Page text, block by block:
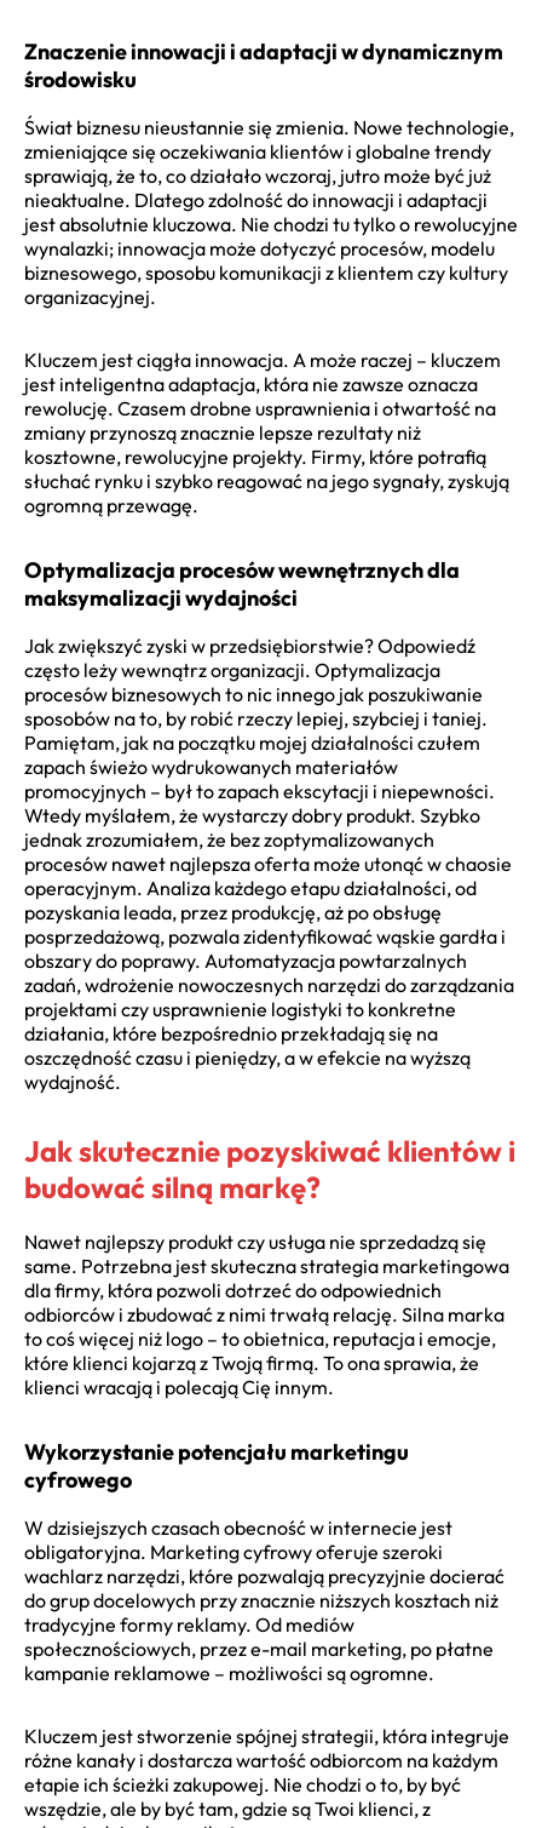
Znaczenie innowacji i adaptacji w dynamicznym
środowisku
Świat biznesu nieustannie się zmienia. Nowe technologie,
zmieniające się oczekiwania klientów i globalne trendy
sprawiają, że to, co działało wczoraj, jutro może być już
nieaktualne. Dlatego zdolność do innowacji i adaptacji
jest absolutnie kluczowa. Nie chodzi tu tylko o rewolucyjne
wynalazki; innowacja może dotyczyć procesów, modelu
biznesowego, sposobu komunikacji z klientem czy kultury
organizacyjnej.
Kluczem jest ciągła innowacja. A może raczej – kluczem
jest inteligentna adaptacja, która nie zawsze oznacza
rewolucję. Czasem drobne usprawnienia i otwartość na
zmiany przynoszą znacznie lepsze rezultaty niż
kosztowne, rewolucyjne projekty. Firmy, które potrafią
słuchać rynku i szybko reagować na jego sygnały, zyskują
ogromną przewagę.
Optymalizacja procesów wewnętrznych dla
maksymalizacji wydajności
Jak zwiększyć zyski w przedsiębiorstwie? Odpowiedź
często leży wewnątrz organizacji. Optymalizacja
procesów biznesowych to nic innego jak poszukiwanie
sposobów na to, by robić rzeczy lepiej, szybciej i taniej.
Pamiętam, jak na początku mojej działalności czułem
zapach świeżo wydrukowanych materiałów
promocyjnych – był to zapach ekscytacji i niepewności.
Wtedy myślałem, że wystarczy dobry produkt. Szybko
jednak zrozumiałem, że bez zoptymalizowanych
procesów nawet najlepsza oferta może utonąć w chaosie
operacyjnym. Analiza każdego etapu działalności, od
pozyskania leada, przez produkcję, aż po obsługę
posprzedażową, pozwala zidentyfikować wąskie gardła i
obszary do poprawy. Automatyzacja powtarzalnych
zadań, wdrożenie nowoczesnych narzędzi do zarządzania
projektami czy usprawnienie logistyki to konkretne
działania, które bezpośrednio przekładają się na
oszczędność czasu i pieniędzy, a w efekcie na wyższą
wydajność.
Jak skutecznie pozyskiwać klientów i
budować silną markę?
Nawet najlepszy produkt czy usługa nie sprzedadzą się
same. Potrzebna jest skuteczna strategia marketingowa
dla firmy, która pozwoli dotrzeć do odpowiednich
odbiorców i zbudować z nimi trwałą relację. Silna marka
to coś więcej niż logo – to obietnica, reputacja i emocje,
które klienci kojarzą z Twoją firmą. To ona sprawia, że
klienci wracają i polecają Cię innym.
Wykorzystanie potencjału marketingu
cyfrowego
W dzisiejszych czasach obecność w internecie jest
obligatoryjna. Marketing cyfrowy oferuje szeroki
wachlarz narzędzi, które pozwalają precyzyjnie docierać
do grup docelowych przy znacznie niższych kosztach niż
tradycyjne formy reklamy. Od mediów
społecznościowych, przez e-mail marketing, po płatne
kampanie reklamowe – możliwości są ogromne.
Kluczem jest stworzenie spójnej strategii, która integruje
różne kanały i dostarcza wartość odbiorcom na każdym
etapie ich ścieżki zakupowej. Nie chodzi o to, by być
wszędzie, ale by być tam, gdzie są Twoi klienci, z